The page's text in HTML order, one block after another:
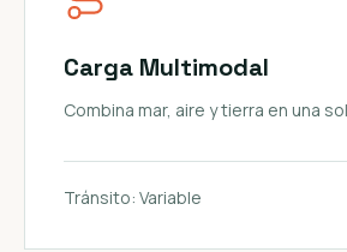
Carga Multimodal
Combina mar, aire y tierra en una
Tránsito: Variable